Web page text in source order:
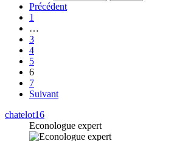
Précédent
1
…
3
4
5
6
7
Suivant
chatelot16
Econologue expert